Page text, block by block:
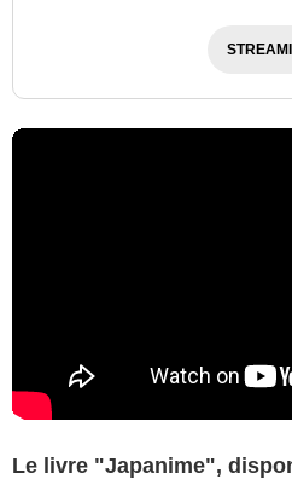
Le livre "Japanime",